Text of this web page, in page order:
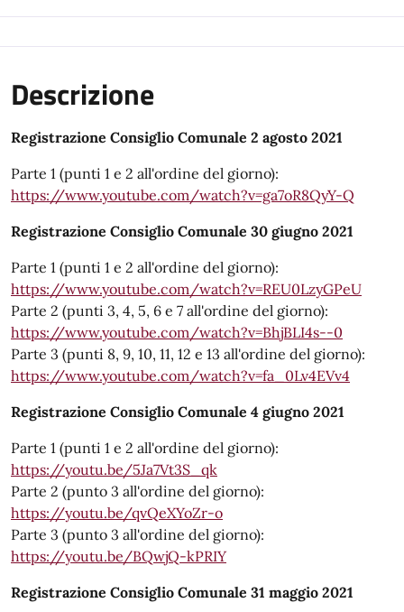
Descrizione
Registrazione Consiglio Comunale 2 agosto 2021
Parte 1 (punti 1 e 2 all'ordine del giorno):
https://www.youtube.com/watch?v=ga7oR8QyY-Q
Registrazione Consiglio Comunale 30 giugno 2021
Parte 1 (punti 1 e 2 all'ordine del giorno):
https://www.youtube.com/watch?v=REU0LzyGPeU
Parte 2 (punti 3, 4, 5, 6 e 7 all'ordine del giorno):
https://www.youtube.com/watch?v=BhjBLI4s--0
Parte 3 (punti 8, 9, 10, 11, 12 e 13 all'ordine del giorno):
https://www.youtube.com/watch?v=fa_0Lv4EVv4
Registrazione Consiglio Comunale 4 giugno 2021
Parte 1 (punti 1 e 2 all'ordine del giorno):
https://youtu.be/5Ja7Vt3S_qk
Parte 2 (punto 3 all'ordine del giorno):
https://youtu.be/qvQeXYoZr-o
Parte 3 (punto 3 all'ordine del giorno):
https://youtu.be/BQwjQ-kPRIY
Registrazione Consiglio Comunale 31 maggio 2021